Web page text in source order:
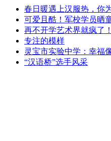
春日暖遇上汉服热，你
可爱且酷！军校学员晒
再不开学艺术界就疯了
专注的模样
灵宝市实验中学：幸福
“汉语桥”选手风采